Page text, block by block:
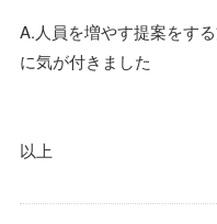
A.人員を増やす提案をす
に気が付きました
以上